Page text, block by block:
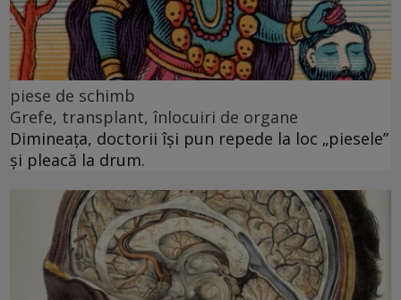
piese de schimb
Grefe, transplant, înlocuiri de organe
Dimineața, doctorii își pun repede la loc „piesele”
și pleacă la drum.